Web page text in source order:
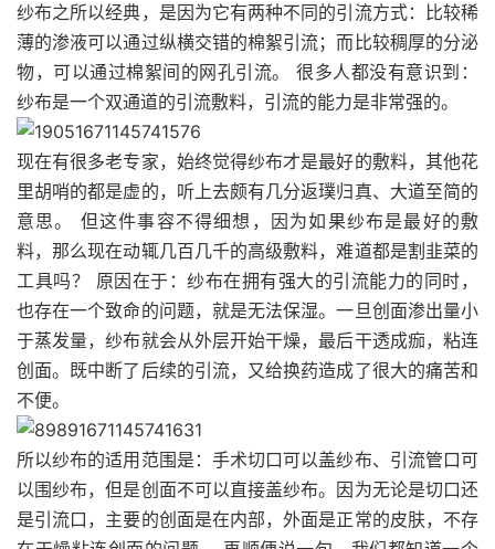
纱布之所以经典，是因为它有两种不同的引流方式：比较稀
薄的渗液可以通过纵横交错的棉絮引流；而比较稠厚的分泌
物，可以通过棉絮间的网孔引流。 很多人都没有意识到：
纱布是一个双通道的引流敷料，引流的能力是非常强的。
现在有很多老专家，始终觉得纱布才是最好的敷料，其他花
里胡哨的都是虚的，听上去颇有几分返璞归真、大道至简的
意思。 但这件事容不得细想，因为如果纱布是最好的敷
料，那么现在动辄几百几千的高级敷料，难道都是割韭菜的
工具吗？ 原因在于：纱布在拥有强大的引流能力的同时，
也存在一个致命的问题，就是无法保湿。一旦创面渗出量小
于蒸发量，纱布就会从外层开始干燥，最后干透成痂，粘连
创面。既中断了后续的引流，又给换药造成了很大的痛苦和
不便。
所以纱布的适用范围是：手术切口可以盖纱布、引流管口可
以围纱布，但是创面不可以直接盖纱布。因为无论是切口还
是引流口，主要的创面是在内部，外面是正常的皮肤，不存